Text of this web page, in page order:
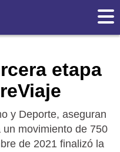
etapa
y Deporte, aseguran
movimiento de 750
de 2021 finalizó la